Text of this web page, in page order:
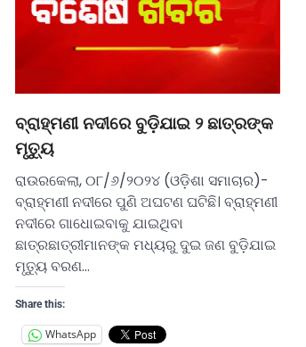
ବ୍ରାହ୍ମଣୀ ନଦୀରେ ବୁଡ଼ିଯାଇ ୨ ଛାତ୍ରଙ୍କ
ମୃତ୍ୟୁ
ରାଉରକେଲା, ୦୮/୬/୨୦୨୪ (ଓଡ଼ିଶା ସମାଚାର)-
ବ୍ରାହ୍ମଣୀ ନଦୀରେ ପୁଣି ଅଘଟଣ ଘଟିଛି। ବ୍ରାହ୍ମଣୀ
ନଦୀରେ ଗାଧୋଇବାକୁ ଯାଇଥିବା
ଛାତ୍ରଛାତ୍ରୀମାନଙ୍କ ମଧ୍ୟରୁ ଦୁଇ ଜଣ ବୁଡ଼ିଯାଇ
ମୃତ୍ୟୁ ବରଣ…
Share this:
WhatsApp